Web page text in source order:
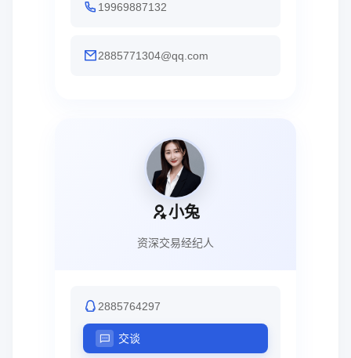
19969887132
2885771304@qq.com
小兔
资深交易经纪人
2885764297
交谈